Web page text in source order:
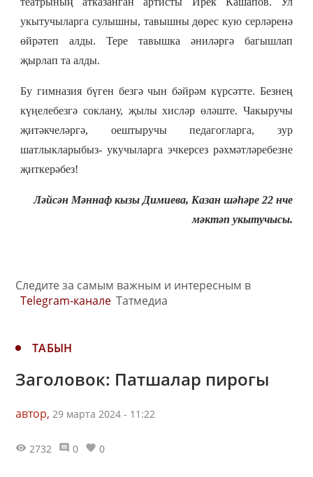
укытучыларга сулышны, тавышны дөрес кую серләренә
өйрәтеп алды. Тере тавышка әниләргә багышлап
җырлап та алды.
Бу гимназия бүген безгә чын бәйрәм күрсәтте. Безнең
күңелебезгә соклану, җылы хисләр өләште. Чакыручы
җитәкчеләргә, оештыручы педагогларга, зур
шатлыкларыбыз- укучыларга эчкерсез рәхмәтләребезне
җиткерәбез!
Ләйсән Мәннаф кызы Димиева, Казан шәһәре 22 нче
мәктәп укытучысы.
Следите за самым важным и интересным в
Telegram-канале Татмедиа
ТАБЫН
Заголовок: Патшалар пирогы
автор, 29 марта 2024 - 11:22
2732 0 0